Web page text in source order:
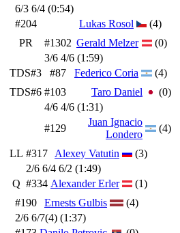
6/3 6/4 (0:54)
#204
Lukas Rosol (4)
PR #1302 Gerald Melzer
(0)
3/6 4/6 (1:59)
TDS#3
#87 Federico Coria
(4)
TDS#6 #103 Taro Daniel
(0)
4/6 4/6 (1:31)
#129
Juan Ignacio
Londero
(4)
LL #317 Alexey Vatutin
(3)
2/6 6/4 6/2 (1:49)
Q #334 Alexander Erler
(1)
#190
Ernests Gulbis
(4)
2/6 6/7(4) (1:37)